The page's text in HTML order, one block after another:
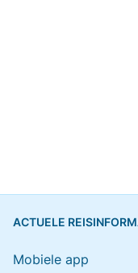
ACTUELE
Mobiele app